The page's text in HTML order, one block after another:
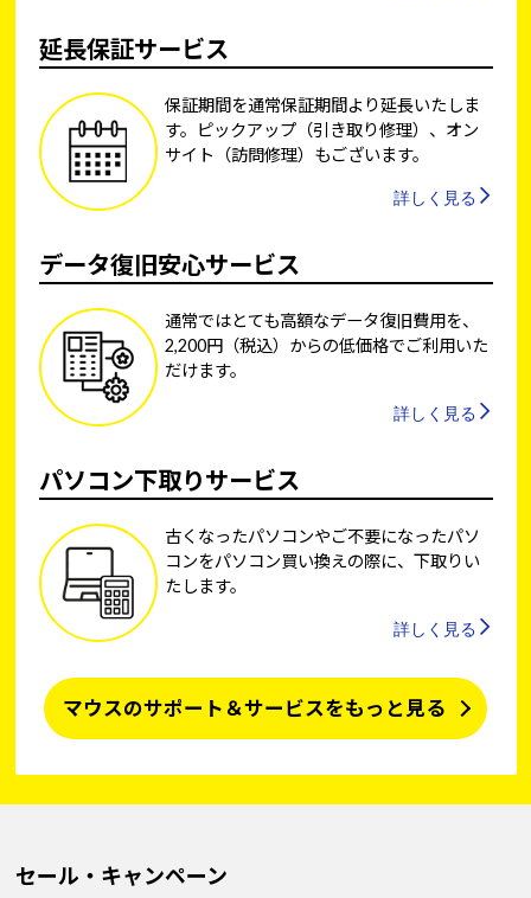
延長保証サービス
保証期間を通常保証期間より延長いたしま
す。ピックアップ（引き取り修理）、オン
サイト（訪問修理）もございます。
詳しく見る
データ復旧安心サービス
通常ではとても高額なデータ復旧費用を、
2,200円（税込）からの低価格でご利用いた
だけます。
詳しく見る
パソコン下取りサービス
古くなったパソコンやご不要になったパソ
コンをパソコン買い換えの際に、下取りい
たします。
詳しく見る
マウスのサポート＆サービスをもっと見る
セール・キャンペーン